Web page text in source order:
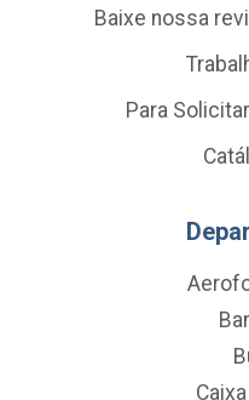
Baixe nossa
Para